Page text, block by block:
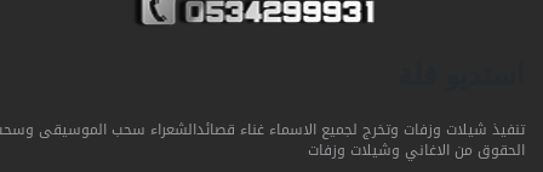
تنفيذ شيلات وزفات وتخرج لجميع الاسماء غناء قصائدالشعراء سحب الموسيقى وسحب
الحقوق من الاغاني وشيلات وزفات